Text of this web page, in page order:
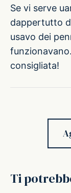
Se vi serve
dappertutto
usavo dei
consigliata!
Ti